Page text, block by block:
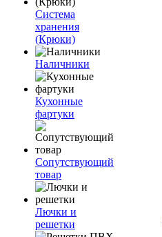
Система
хранения
(Крюки)
Наличники
Кухонные
фартуки
Сопутствующий
товар
Лючки и
решетки